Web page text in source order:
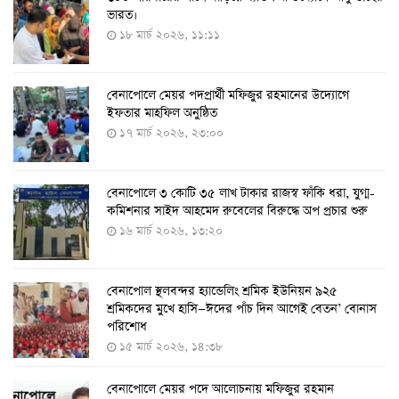
৮ আগস্ট ২০২২, ১৩:০৯
দেশেই তৈরি হলো করোনা পরীক্ষার কিট, সময় লাগবে ৪-৫
ঘণ্টা
৭ আগস্ট ২০২২, ১৪:০৩
১১ আগস্ট থেকে পরীক্ষামূলকভাবে শুরু শিশুদের করোনা টিকা
দেওয়া
৭ আগস্ট ২০২২, ১৩:৫৩
করোনায় ৫ জনের মৃত্যু, শনাক্ত ৬২৬
২৭ জুলাই ২০২২, ১৭:৩৮
দেশে করোনায় শনাক্তের সংখ্যা ২০ লাখ ছাড়াল
ভারত।
১৮ মার্চ ২০২৬, ১১:১১
বেনাপোলে মেয়র পদপ্রার্থী মফিজুর রহমানের উদ্যোগে
ইফতার মাহফিল অনুষ্ঠিত
১৭ মার্চ ২০২৬, ২৩:০০
বেনাপোলে ৩ কোটি ৩৫ লাখ টাকার রাজস্ব ফাঁকি ধরা, যুগ্ম-
কমিশনার সাইদ আহমেদ রুবেলের বিরুদ্ধে অপ প্রচার শুরু
১৬ মার্চ ২০২৬, ১৩:২০
বেনাপোল স্থলবন্দর হ্যান্ডেলিং শ্রমিক ইউনিয়ন ৯২৫
শ্রমিকদের মুখে হাসি—ঈদের পাঁচ দিন আগেই বেতন’ বোনাস
পরিশোধ
১৫ মার্চ ২০২৬, ১৪:৩৮
বেনাপোলে মেয়র পদে আলোচনায় মফিজুর রহমান